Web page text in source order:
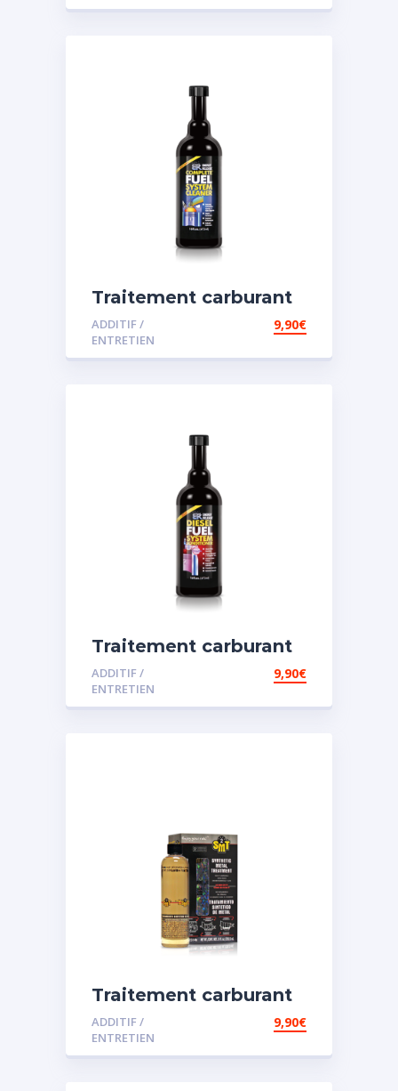
Traitement carburant
diesel et essence
ADDITIF /
ENTRETIEN
9,90€
Traitement carburant
spécial diesel
ADDITIF /
ENTRETIEN
9,90€
Traitement carburant
spécial essence
ADDITIF /
ENTRETIEN
9,90€